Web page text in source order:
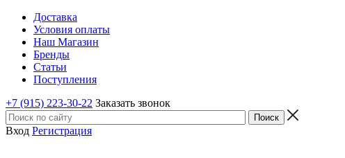
Доставка
Условия оплаты
Наш Магазин
Бренды
Статьи
Поступления
+7 (915) 223-30-22 Заказать звонок
Вход Регистрация